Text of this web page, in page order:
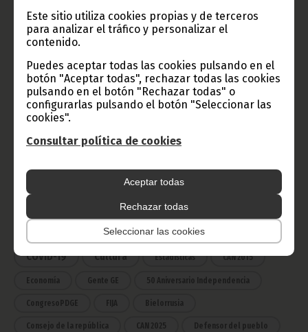
Este sitio utiliza cookies propias y de terceros
para analizar el tráfico y personalizar el
contenido.
Puedes aceptar todas las cookies pulsando en el
botón "Aceptar todas", rechazar todas las cookies
pulsando en el botón "Rechazar todas" o
configurarlas pulsando el botón "Seleccionar las
cookies".
Consultar política de cookies
Aceptar todas
Rechazar todas
Seleccionar las cookies
TVGE
Radio Nacional de Guinea
Ecuatorial
Haz click aquí para escuchar ahora
CATEGORÍAS
Noticias Gobierno
Presidencia
África
Deportes Vicepresidencia
COVID-19 Cultura Estadísticas CAN 2015
Economía Gente GE 50 Aniversario Independencia
CongresoPDGE FIJA Bielorrusia
Consejo de la república CAN 2025 Defensor del pueblo